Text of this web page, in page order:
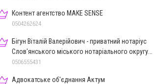
Контент агентство MAKE SENSE
0504262624
Бігун Віталій Валерійович - приватний нотаріус
Слов'янського міського нотаріального округу
Дон.обл.
0506555431
Адвокатське об'єднання Актум